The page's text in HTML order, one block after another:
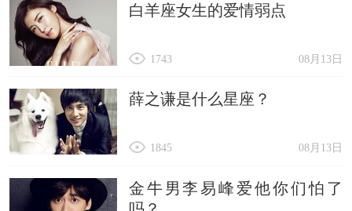
2023的最后31天嘞!
17、人生往往这样，你以为的希望，其实是让你陷
得更深的绝望;而你认为无尽的绝望，在一拐角却
满眼希望。再见2023，你好2024。
18、有时候，你不要想太多，跟着自己的心走，走
到哪算哪，再见2023，你好2024。
19、遇上什么人是命运的事，但爱上什么人离开什
么人，则是自己的事，再见2023，你好2024。
白羊座女生的爱情弱点
08月13日
1743
薛之谦是什么星座？
08月13日
1845
金牛男李易峰爱他你们怕了